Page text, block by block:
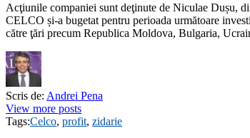
Acţiunile companiei sunt deţinute de Niculae Dușu,
CELCO și-a bugetat pentru perioada următoare
către ţări precum Republica Moldova, Bulgaria,
Scris de: Andrei Pena
View more posts
Tags:Celco, profit, zidarie